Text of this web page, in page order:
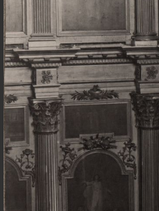
дел
ходы